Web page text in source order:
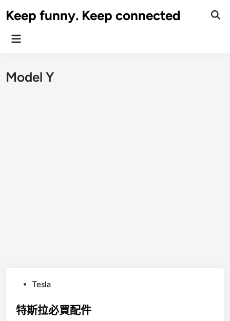
toKeep funny. Keep connected
Main
Model Y
s
Tesla
特斯拉必買配件